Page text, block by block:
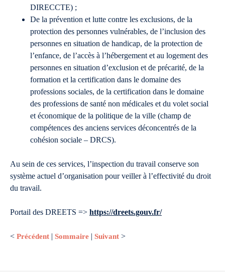
DIRECCTE) ;
De la prévention et lutte contre les exclusions, de la
protection des personnes vulnérables, de l’inclusion des
personnes en situation de handicap, de la protection de
l’enfance, de l’accès à l’hébergement et au logement des
personnes en situation d’exclusion et de précarité, de la
formation et la certification dans le domaine des
professions sociales, de la certification dans le domaine
des professions de santé non médicales et du volet social
et économique de la politique de la ville (champ de
compétences des anciens services déconcentrés de la
cohésion sociale – DRCS).
Au sein de ces services, l’inspection du travail conserve son
système actuel d’organisation pour veiller à l’effectivité du droit
du travail.
Portail des DREETS => https://dreets.gouv.fr/
< Précédent | Sommaire | Suivant >